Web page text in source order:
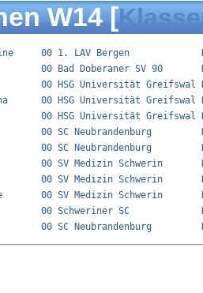
W14 [
00 1. LAV Bergen
00 Bad Doberaner SV 90
00 HSG Universität Greifswal
00 HSG Universität
00 HSG Universität Greifswal
00 SC Neubrandenburg
00 SC Neubrandenburg
00 SV Medizin Schwerin
00 SV Medizin Schwerin
00 SV Medizin Schwerin
00 Schweriner SC